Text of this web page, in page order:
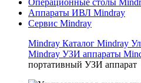
Операционные столы
Аппараты ИВЛ Mindray
Сервис Mindray
Mindray Каталог Mindray
Mindray УЗИ аппараты
портативный УЗИ аппарат